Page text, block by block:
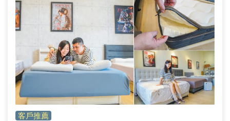
位顧客都能在清潔、衛生的環境中盡情放鬆。
這樣的體驗與細心，讓我們的老顧客不僅回購，還
樂於向親友推薦。我們相信，體驗過我們的試躺服
務與專業建議後，您會感受到生活搖籃品牌在舒適
睡眠品質和誠信服務上的堅持。無論是為了改善睡
眠品質、升級家中的床墊配置，或是初次購買床
墊，生活搖籃都能幫助您找到真正適合的選擇，歡
迎您親臨桃園門市，體驗我們的專業與貼心服務。
客戶推薦